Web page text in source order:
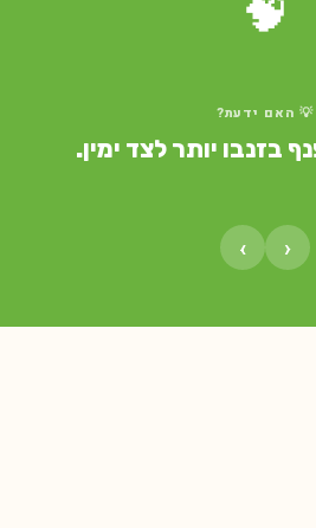
💡 האם ידעת?
בזנבו יותר לצד ימין.